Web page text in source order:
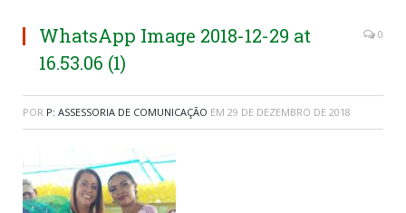
WhatsApp Image 2018-12-29 at
16.53.06 (1)
0
POR P: ASSESSORIA DE COMUNICAÇÃO EM 29 DE DEZEMBRO DE 2018